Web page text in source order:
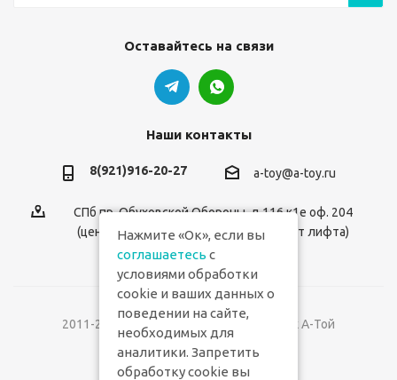
Оставайтесь на связи
Наши контакты
8(921)916-20-27 a-toy@a-toy.ru
СПб пр. Обуховской Обороны, д.116 к1е оф. 204
(центральный вход 2-й этаж справа от лифта)
2011-2026 © Интернет-магазин игрушек А-Той
Версия для печати
Нажмите «Ок», если вы
соглашаетесь с
условиями обработки
cookie и ваших данных о
поведении на сайте,
необходимых для
аналитики. Запретить
обработку cookie вы